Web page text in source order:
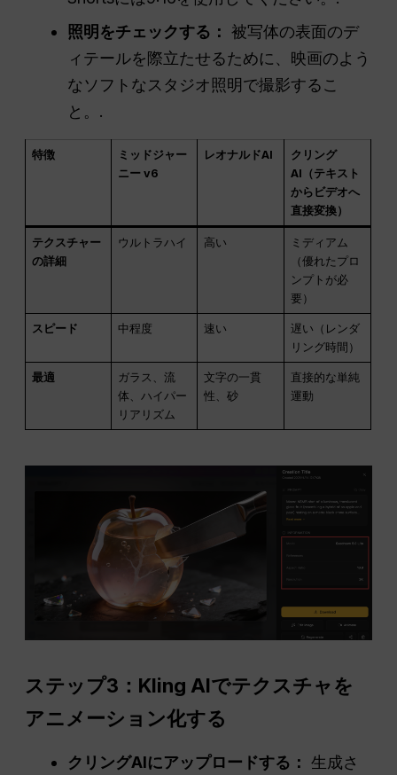
照明をチェックする： 被写体の表面のデ
ィテールを際立たせるために、映画のよう
なソフトなスタジオ照明で撮影するこ
と。.
特徴
ミッドジャー
ニー v6
レオナルドAI
クリング
AI（テキスト
からビデオへ
直接変換）
テクスチャー
の詳細
ウルトラハイ 高い
ミディアム
（優れたプロ
ンプトが必
要）
スピード 中程度 速い
遅い（レンダ
リング時間）
最適
ガラス、流
体、ハイパー
リアリズム
文字の一貫
性、砂
直接的な単純
運動
ステップ3：Kling AIでテクスチャを
アニメーション化する
クリングAIにアップロードする： 生成さ